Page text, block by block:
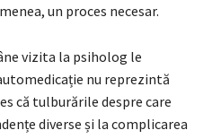
un proces necesar.
vizita la psiholog le
nu reprezintă
că tulburările despre care
diverse și la complicarea